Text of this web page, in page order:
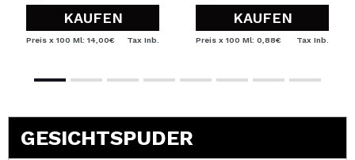
KAUFEN
Preis x 100 Ml: 14,00€ Tax Inb.
KAUFEN
Preis x 100 Ml: 0,88€ Tax Inb.
GESICHTSPUDER